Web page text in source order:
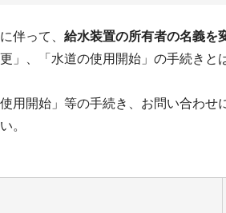
伴って、 給水装置の所有者の名義を
」、「水道の使用開始」の手続きと
用開始」等の手続き、お問い合わせ
。